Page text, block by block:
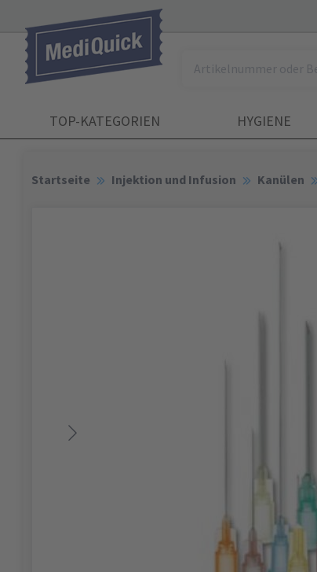
TOP-KATEGORIEN HYGIENE
Startseite Injektion und Infusion Kanülen